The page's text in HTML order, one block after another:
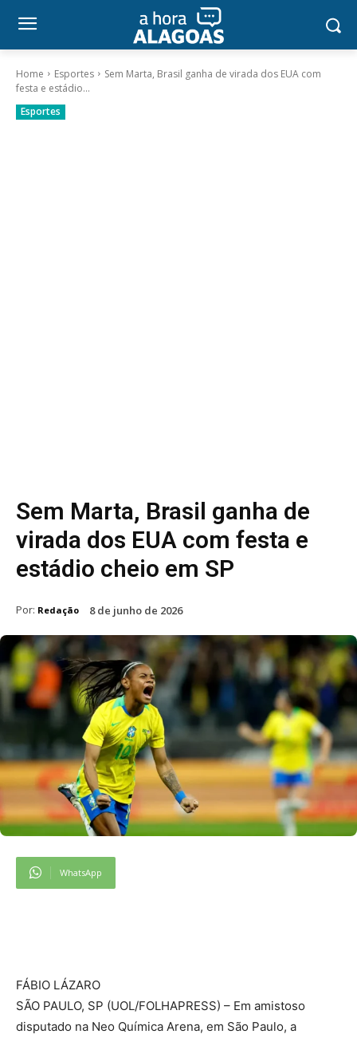
Home Esportes
Sem Marta, Brasil ganha de virada dos EUA com
festa e estádio...
Esportes
Sem Marta, Brasil ganha de
virada dos EUA com festa e
estádio cheio em SP
Por: Redação 8 de junho de 2026
WhatsApp
FÁBIO LÁZARO
SÃO PAULO, SP (UOL/FOLHAPRESS) – Em amistoso
disputado na Neo Química Arena, em São Paulo, a